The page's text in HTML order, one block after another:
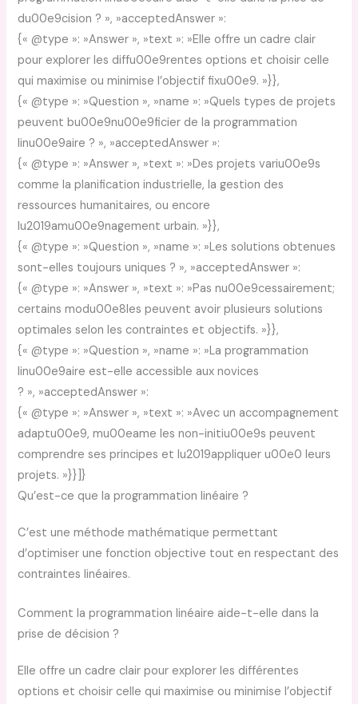
du00e9cision ? », »acceptedAnswer »:
{« @type »: »Answer », »text »: »Elle offre un cadre clair
pour explorer les diffu00e9rentes options et choisir celle
qui maximise ou minimise l’objectif fixu00e9. »}},
{« @type »: »Question », »name »: »Quels types de projets
peuvent bu00e9nu00e9ficier de la programmation
linu00e9aire ? », »acceptedAnswer »:
{« @type »: »Answer », »text »: »Des projets variu00e9s
comme la planification industrielle, la gestion des
ressources humanitaires, ou encore
lu2019amu00e9nagement urbain. »}},
{« @type »: »Question », »name »: »Les solutions obtenues
sont-elles toujours uniques ? », »acceptedAnswer »:
{« @type »: »Answer », »text »: »Pas nu00e9cessairement;
certains modu00e8les peuvent avoir plusieurs solutions
optimales selon les contraintes et objectifs. »}},
{« @type »: »Question », »name »: »La programmation
linu00e9aire est-elle accessible aux novices
? », »acceptedAnswer »:
{« @type »: »Answer », »text »: »Avec un accompagnement
adaptu00e9, mu00eame les non-initiu00e9s peuvent
comprendre ses principes et lu2019appliquer u00e0 leurs
projets. »}}]}
Qu’est-ce que la programmation linéaire ?
C’est une méthode mathématique permettant
d’optimiser une fonction objective tout en respectant des
contraintes linéaires.
Comment la programmation linéaire aide-t-elle dans la
prise de décision ?
Elle offre un cadre clair pour explorer les différentes
options et choisir celle qui maximise ou minimise l’objectif